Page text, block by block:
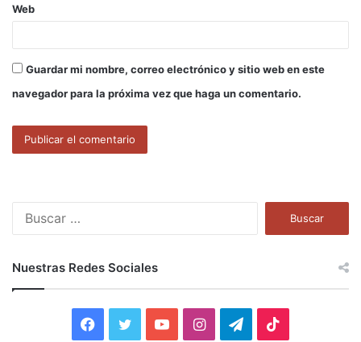
Web
Guardar mi nombre, correo electrónico y sitio web en este
navegador para la próxima vez que haga un comentario.
:
Nuestras Redes Sociales
I